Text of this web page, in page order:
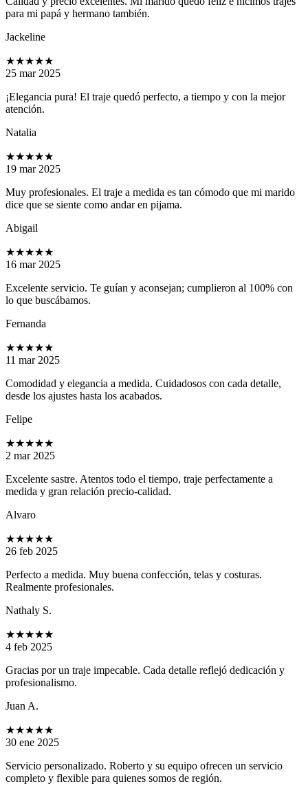
para mi papá y hermano también.
Jackeline
★★★★★
25 mar 2025
¡Elegancia pura! El traje quedó perfecto, a tiempo y con la mejor
atención.
Natalia
★★★★★
19 mar 2025
Muy profesionales. El traje a medida es tan cómodo que mi marido
dice que se siente como andar en pijama.
Abigail
★★★★★
16 mar 2025
Excelente servicio. Te guían y aconsejan; cumplieron al 100% con
lo que buscábamos.
Fernanda
★★★★★
11 mar 2025
Comodidad y elegancia a medida. Cuidadosos con cada detalle,
desde los ajustes hasta los acabados.
Felipe
★★★★★
2 mar 2025
Excelente sastre. Atentos todo el tiempo, traje perfectamente a
medida y gran relación precio-calidad.
Alvaro
★★★★★
26 feb 2025
Perfecto a medida. Muy buena confección, telas y costuras.
Realmente profesionales.
Nathaly S.
★★★★★
4 feb 2025
Gracias por un traje impecable. Cada detalle reflejó dedicación y
profesionalismo.
Juan A.
★★★★★
30 ene 2025
Servicio personalizado. Roberto y su equipo ofrecen un servicio
completo y flexible para quienes somos de región.